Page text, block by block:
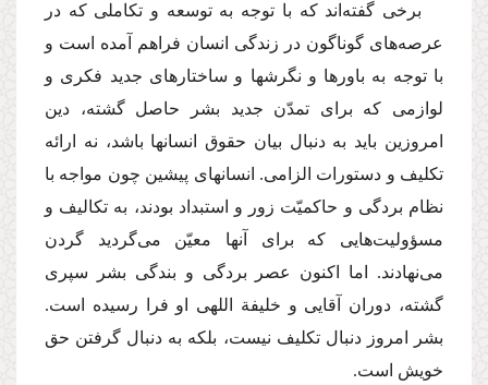
برخى گفته‌اند كه با توجه به توسعه و تكاملى كه در
عرصه‌هاى گوناگون در زندگى انسان فراهم آمده است و
با توجه به باورها و نگرشها و ساختارهاى جدید فكرى و
لوازمى كه براى تمدّن جدید بشر حاصل گشته، دین
امروزین باید به دنبال بیان حقوق انسانها باشد، نه ارائه
تكلیف و دستورات الزامى. انسانهاى پیشین چون مواجه با
نظام بردگى و حاكمیّت زور و استبداد بودند، به تكالیف و
مسؤولیت‌هایى كه براى آنها معیّن مى‌گردید گردن
مى‌نهادند. اما اكنون عصر بردگى و بندگى بشر سپرى
گشته، دوران آقایى و خلیفة اللهى او فرا رسیده است.
بشر امروز دنبال تكلیف نیست، بلكه به دنبال گرفتن حق
خویش است.